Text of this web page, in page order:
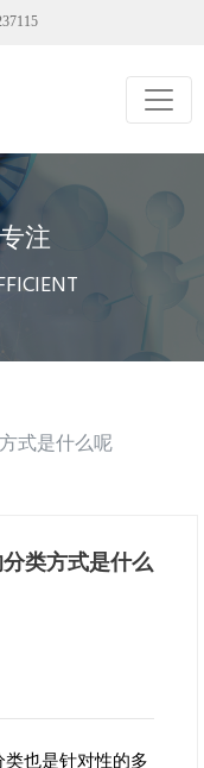
注
式是什么呢
类方式是什么
也是针对性的多